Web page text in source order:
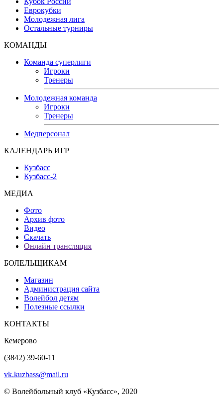
Еврокубки
Молодежная лига
Остальные турниры
КОМАНДЫ
Команда суперлиги
Игроки
Тренеры
Молодежная команда
Игроки
Тренеры
Медперсонал
КАЛЕНДАРЬ ИГР
Кузбасс
Кузбасс-2
МЕДИА
Фото
Архив фото
Видео
Скачать
Онлайн трансляция
БОЛЕЛЬЩИКАМ
Магазин
Администрация сайта
Волейбол детям
Полезные ссылки
КОНТАКТЫ
Кемерово
(3842) 39-60-11
vk.kuzbass@mail.ru
© Волейбольный клуб «Кузбасс», 2020